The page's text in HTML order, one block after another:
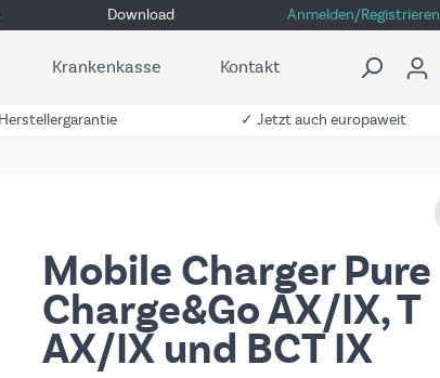
Download Anmelden/Registrieren
Krankenkasse Kontakt
✓ Jetzt auch europaweit
Mobile Charger Pure
Charge&Go AX/IX, T
AX/IX und BCT IX